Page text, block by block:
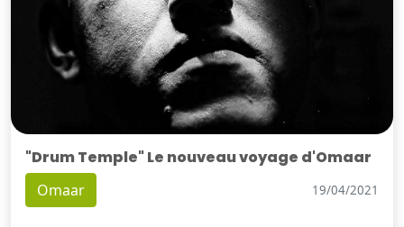
"Drum Temple" Le nouveau voyage d'Omaar
Omaar 19/04/2021